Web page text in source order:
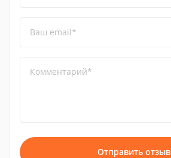
Ваш email*
Комментарий*
Отправить отзыв